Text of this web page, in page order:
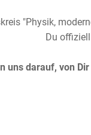
"Physik,
Du
uns darauf, von